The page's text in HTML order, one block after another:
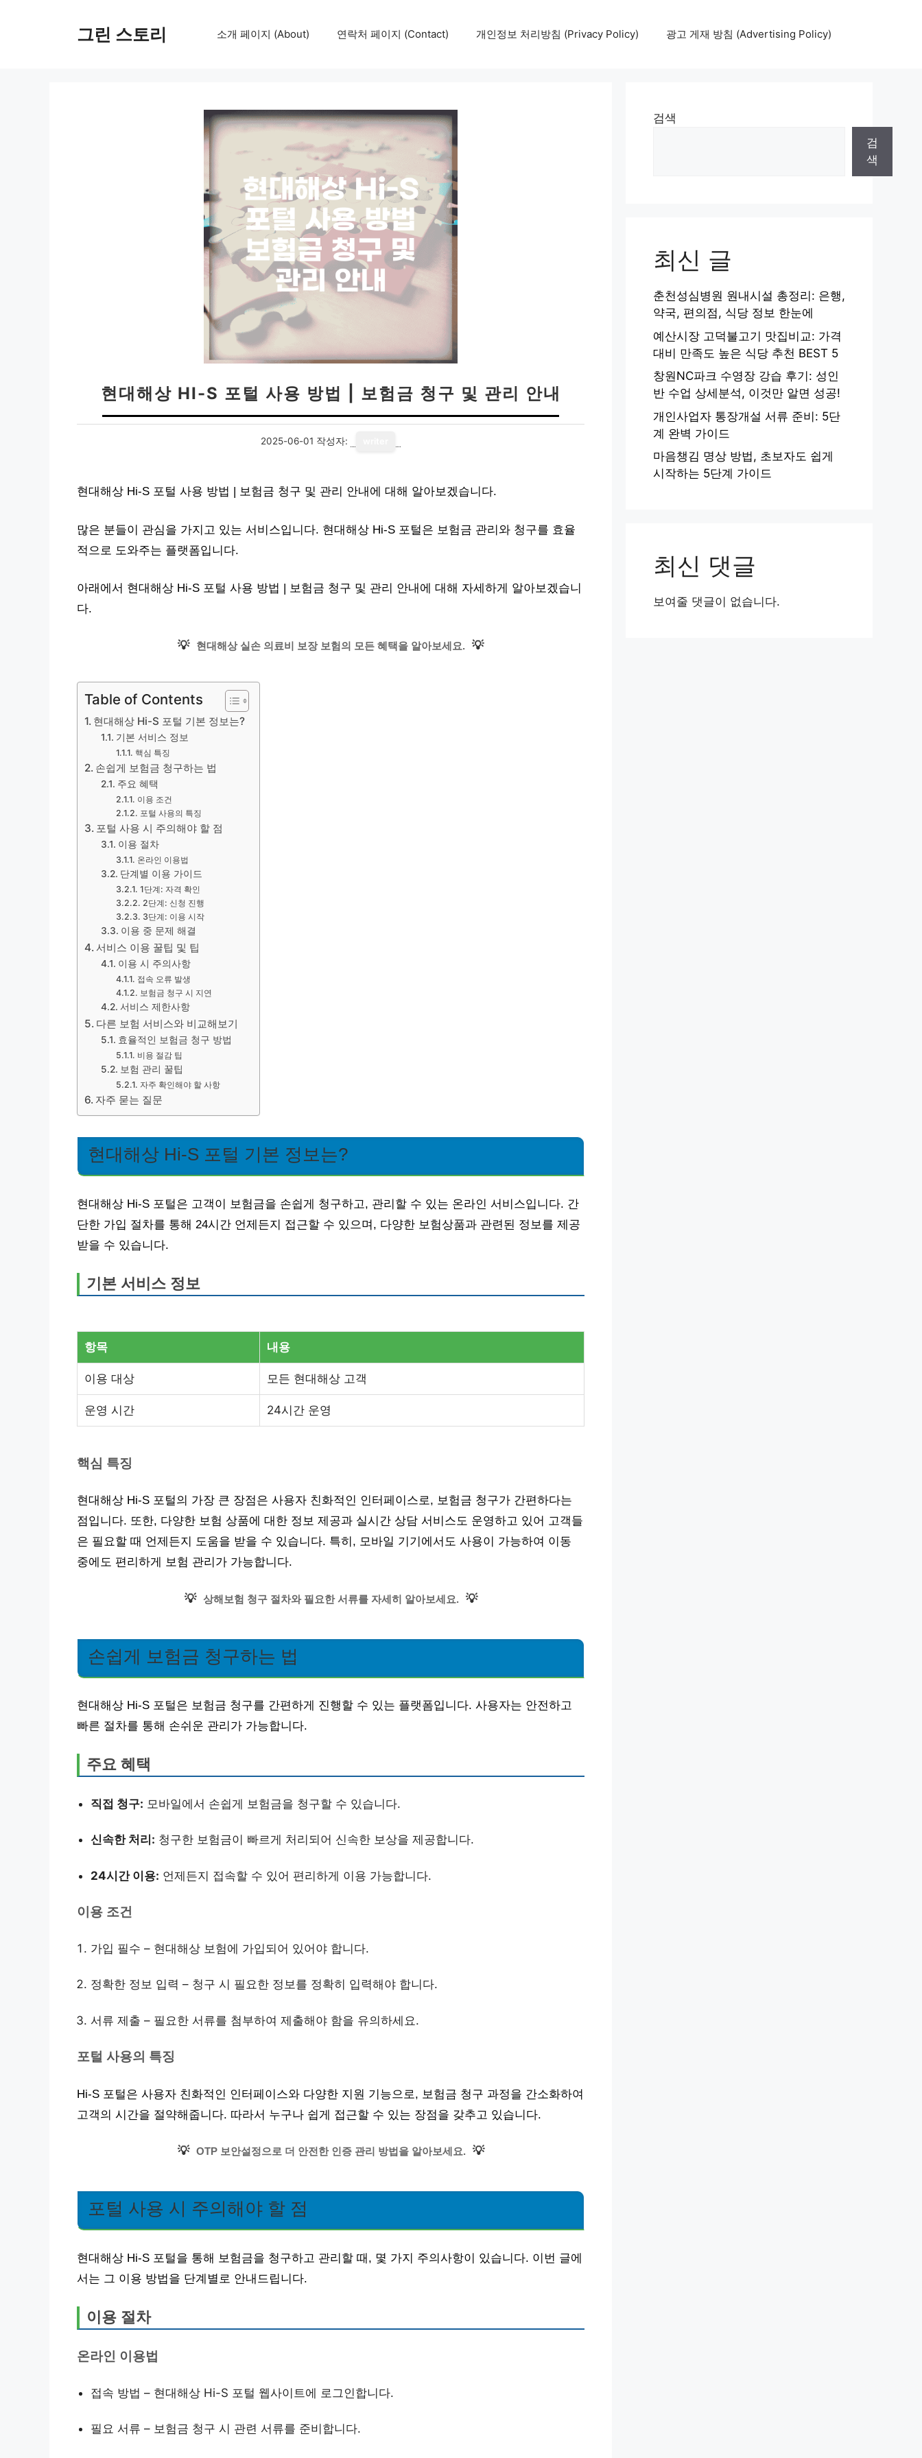
그린 스토리 소개 페이지 (About) 연락처 페이지 (Contact) 개인정보 처리방침 (Privacy Policy) 광고 게재 방침 (Advertising Policy)
현대해상 HI-S 포털 사용 방법 | 보험금 청구 및 관리 안내
2025-06-01 작성자:
현대해상 Hi-S 포털 사용 방법 | 보험금 청구 및 관리 안내에 대해 알아보겠습니다.
많은 분들이 관심을 가지고 있는 서비스입니다. 현대해상 Hi-S 포털은 보험금 관리와 청구를 효율
적으로 도와주는 플랫폼입니다.
아래에서 현대해상 Hi-S 포털 사용 방법 | 보험금 청구 및 관리 안내에 대해 자세하게 알아보겠습니
다.
💡 현대해상 실손 의료비 보장 보험의 모든 혜택을 알아보세요. 💡
Table of Contents
현대해상 Hi-S 포털 기본 정보는?
기본 서비스 정보
핵심 특징
손쉽게 보험금 청구하는 법
주요 혜택
이용 조건
포털 사용의 특징
포털 사용 시 주의해야 할 점
이용 절차
온라인 이용법
단계별 이용 가이드
1단계: 자격 확인
2단계: 신청 진행
3단계: 이용 시작
이용 중 문제 해결
서비스 이용 꿀팁 및 팁
이용 시 주의사항
접속 오류 발생
보험금 청구 시 지연
서비스 제한사항
다른 보험 서비스와 비교해보기
효율적인 보험금 청구 방법
비용 절감 팁
보험 관리 꿀팁
자주 확인해야 할 사항
자주 묻는 질문
현대해상 Hi-S 포털 기본 정보는?
현대해상 Hi-S 포털은 고객이 보험금을 손쉽게 청구하고, 관리할 수 있는 온라인 서비스입니다. 간
단한 가입 절차를 통해 24시간 언제든지 접근할 수 있으며, 다양한 보험상품과 관련된 정보를 제공
받을 수 있습니다.
기본 서비스 정보
항목 내용
이용 대상 모든 현대해상 고객
운영 시간 24시간 운영
핵심 특징
현대해상 Hi-S 포털의 가장 큰 장점은 사용자 친화적인 인터페이스로, 보험금 청구가 간편하다는
점입니다. 또한, 다양한 보험 상품에 대한 정보 제공과 실시간 상담 서비스도 운영하고 있어 고객들
은 필요할 때 언제든지 도움을 받을 수 있습니다. 특히, 모바일 기기에서도 사용이 가능하여 이동
중에도 편리하게 보험 관리가 가능합니다.
💡 상해보험 청구 절차와 필요한 서류를 자세히 알아보세요. 💡
손쉽게 보험금 청구하는 법
현대해상 Hi-S 포털은 보험금 청구를 간편하게 진행할 수 있는 플랫폼입니다. 사용자는 안전하고
빠른 절차를 통해 손쉬운 관리가 가능합니다.
주요 혜택
직접 청구: 모바일에서 손쉽게 보험금을 청구할 수 있습니다.
신속한 처리: 청구한 보험금이 빠르게 처리되어 신속한 보상을 제공합니다.
24시간 이용: 언제든지 접속할 수 있어 편리하게 이용 가능합니다.
이용 조건
가입 필수 – 현대해상 보험에 가입되어 있어야 합니다.
정확한 정보 입력 – 청구 시 필요한 정보를 정확히 입력해야 합니다.
서류 제출 – 필요한 서류를 첨부하여 제출해야 함을 유의하세요.
포털 사용의 특징
Hi-S 포털은 사용자 친화적인 인터페이스와 다양한 지원 기능으로, 보험금 청구 과정을 간소화하여
고객의 시간을 절약해줍니다. 따라서 누구나 쉽게 접근할 수 있는 장점을 갖추고 있습니다.
💡 OTP 보안설정으로 더 안전한 인증 관리 방법을 알아보세요. 💡
포털 사용 시 주의해야 할 점
현대해상 Hi-S 포털을 통해 보험금을 청구하고 관리할 때, 몇 가지 주의사항이 있습니다. 이번 글에
서는 그 이용 방법을 단계별로 안내드립니다.
이용 절차
온라인 이용법
접속 방법 – 현대해상 Hi-S 포털 웹사이트에 로그인합니다.
필요 서류 – 보험금 청구 시 관련 서류를 준비합니다.
검색
검
색
최신 글
춘천성심병원 원내시설 총정리: 은행,
약국, 편의점, 식당 정보 한눈에
예산시장 고덕불고기 맛집비교: 가격
대비 만족도 높은 식당 추천 BEST 5
창원NC파크 수영장 강습 후기: 성인
반 수업 상세분석, 이것만 알면 성공!
개인사업자 통장개설 서류 준비: 5단
계 완벽 가이드
마음챙김 명상 방법, 초보자도 쉽게
시작하는 5단계 가이드
최신 댓글
보여줄 댓글이 없습니다.